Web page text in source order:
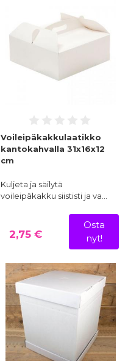
Voileipäkakkulaatikko
kantokahvalla 31x16x12
cm
Kuljeta ja säilytä
voileipäkakku siististi ja va…
2,75 €
Osta
nyt!